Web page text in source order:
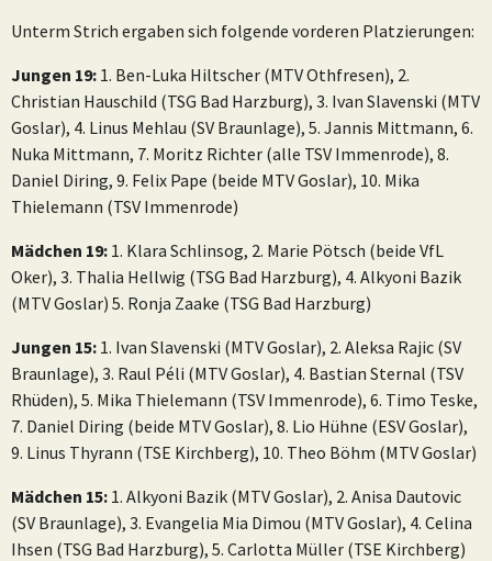
Unterm Strich ergaben sich folgende vorderen Platzierungen:
Jungen 19: 1. Ben-Luka Hiltscher (MTV Othfresen), 2.
Christian Hauschild (TSG Bad Harzburg), 3. Ivan Slavenski (MTV
Goslar), 4. Linus Mehlau (SV Braunlage), 5. Jannis Mittmann, 6.
Nuka Mittmann, 7. Moritz Richter (alle TSV Immenrode), 8.
Daniel Diring, 9. Felix Pape (beide MTV Goslar), 10. Mika
Thielemann (TSV Immenrode)
Mädchen 19: 1. Klara Schlinsog, 2. Marie Pötsch (beide VfL
Oker), 3. Thalia Hellwig (TSG Bad Harzburg), 4. Alkyoni Bazik
(MTV Goslar) 5. Ronja Zaake (TSG Bad Harzburg)
Jungen 15: 1. Ivan Slavenski (MTV Goslar), 2. Aleksa Rajic (SV
Braunlage), 3. Raul Péli (MTV Goslar), 4. Bastian Sternal (TSV
Rhüden), 5. Mika Thielemann (TSV Immenrode), 6. Timo Teske,
7. Daniel Diring (beide MTV Goslar), 8. Lio Hühne (ESV Goslar),
9. Linus Thyrann (TSE Kirchberg), 10. Theo Böhm (MTV Goslar)
Mädchen 15: 1. Alkyoni Bazik (MTV Goslar), 2. Anisa Dautovic
(SV Braunlage), 3. Evangelia Mia Dimou (MTV Goslar), 4. Celina
Ihsen (TSG Bad Harzburg), 5. Carlotta Müller (TSE Kirchberg)